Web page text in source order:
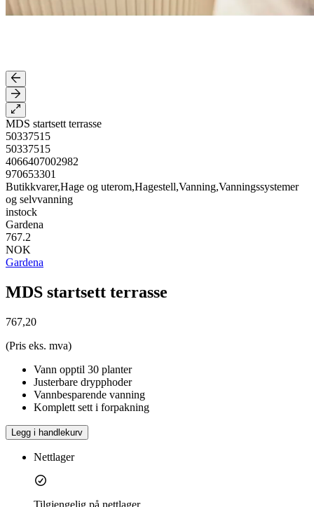
MDS startsett terrasse
50337515
50337515
4066407002982
970653301
Butikkvarer,Hage og uterom,Hagestell,Vanning,Vanningssystemer
og selvvanning
instock
Gardena
767.2
NOK
Gardena
MDS startsett terrasse
767,20
(Pris eks. mva)
Vann opptil 30 planter
Justerbare drypphoder
Vannbesparende vanning
Komplett sett i forpakning
Legg i handlekurv
Nettlager
Tilgjengelig på nettlager